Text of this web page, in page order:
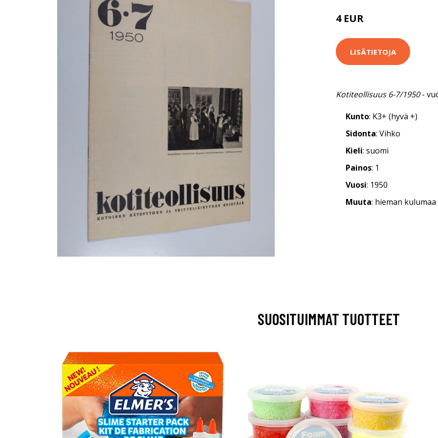
4 EUR
LISÄTIETOJA
Kotiteollisuus 6-7/1950-
Kunto: K3+ (hyvä +)
Sidonta: Vihko
Kieli: suomi
Painos: 1
Vuosi: 1950
Muuta: hieman kulumaa
SUOSITUIMMAT TUOTTEET